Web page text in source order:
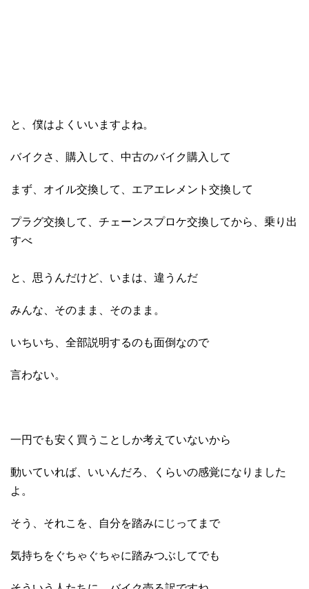
と、僕はよくいいますよね。
バイクさ、購入して、中古のバイク購入して
まず、オイル交換して、エアエレメント交換して
プラグ交換して、チェーンスプロケ交換してから、乗り出
すべ
と、思うんだけど、いまは、違うんだ
みんな、そのまま、そのまま。
いちいち、全部説明するのも面倒なので
言わない。
一円でも安く買うことしか考えていないから
動いていれば、いいんだろ、くらいの感覚になりました
よ。
そう、それこを、自分を踏みにじってまで
気持ちをぐちゃぐちゃに踏みつぶしてでも